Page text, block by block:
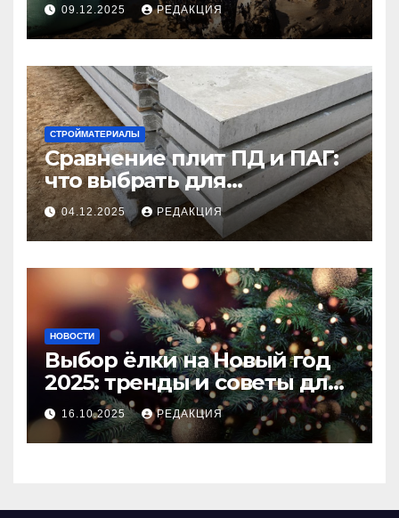
09.12.2025 РЕДАКЦИЯ
СТРОЙМАТЕРИАЛЫ
Сравнение плит ПД и ПАГ:
что выбрать для
долговечного и прочного
покрытия
04.12.2025 РЕДАКЦИЯ
НОВОСТИ
Выбор ёлки на Новый год
2025: тренды и советы для
идеального праздника
16.10.2025 РЕДАКЦИЯ